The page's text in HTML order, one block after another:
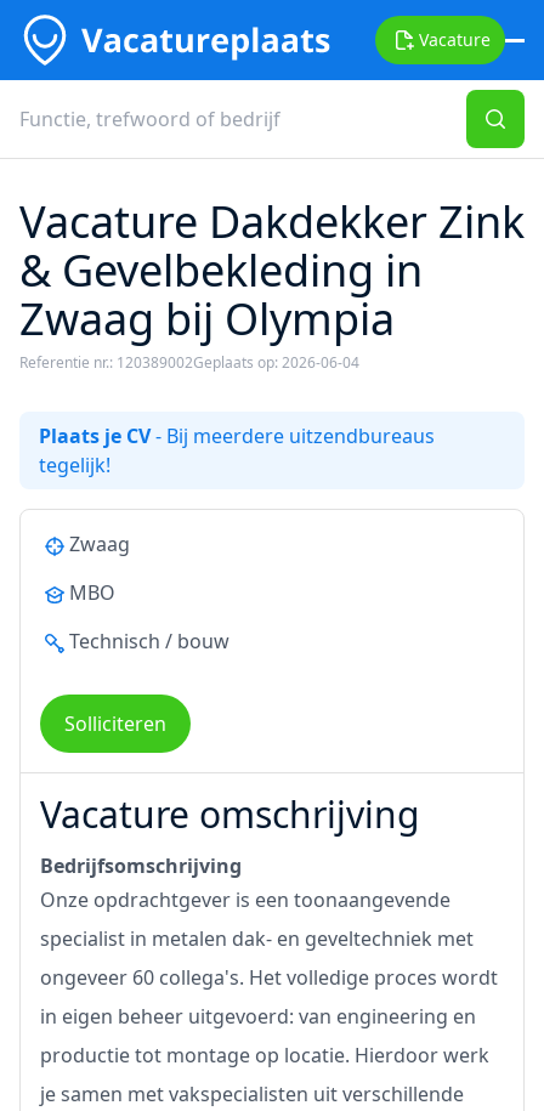
Vacature
Vacature Dakdekker Zink
& Gevelbekleding in
Zwaag bij Olympia
Referentie nr.: 120389002Geplaats op: 2026-06-04
Plaats je CV- Bij meerdere uitzendbureaus
tegelijk!
Zwaag
MBO
Technisch / bouw
Solliciteren
Vacature omschrijving
Bedrijfsomschrijving
Onze opdrachtgever is een toonaangevende
specialist in metalen dak- en geveltechniek met
ongeveer 60 collega's. Het volledige proces wordt
in eigen beheer uitgevoerd: van engineering en
productie tot montage op locatie. Hierdoor werk
je samen met vakspecialisten uit verschillende